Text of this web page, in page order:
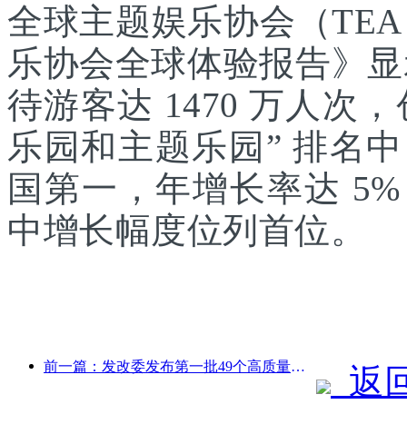
全球主题娱乐协会（
乐协会全球体验报告》
待游客达 1470 万人次
乐园和主题乐园” 排名
国第一，年增长率达
中增长幅度位列首位。
前一篇：发改委发布第一批49个高质量户外运动目的地名单
返